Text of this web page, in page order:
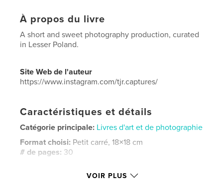
À propos du livre
A short and sweet photography production, curated
in Lesser Poland.
Site Web de l'auteur
https://www.instagram.com/tjr.captures/
Caractéristiques et détails
Catégorie principale: Livres d'art et de photographie
Format choisi: Petit carré, 18×18 cm
# de pages: 30
Couverture souple: 9798240547393
VOIR PLUS